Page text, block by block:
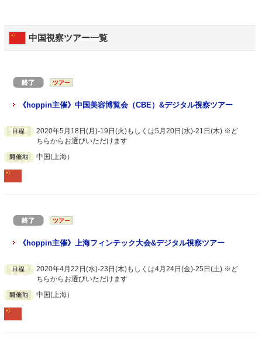
中国視察ツアー一覧
ツアー
《hoppin主催》中国美容博覧会（CBE）&デジタル視察ツアー
2020年5月18日(月)-19日(火)もしくは5月20日(水)-21日(木) ※ど
ちらからお選びいただけます
中国(上海）
ツアー
《hoppin主催》上海フィンテック大会&デジタル視察ツアー
2020年4月22日(水)-23日(木)もしくは4月24日(金)-25日(土) ※ど
ちらからお選びいただけます
中国(上海）